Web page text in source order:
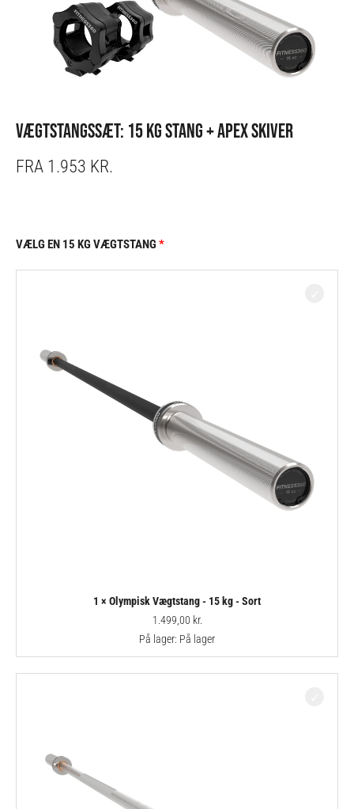
VÆGTSTANGSSÆT: 15 KG STANG + APEX SKIVER
FRA 1.953 KR.
VÆLG EN 15 KG VÆGTSTANG
1 × Olympisk Vægtstang - 15 kg - Sort
1.499,00 kr.
På lager: På lager